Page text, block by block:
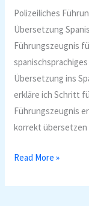
Polizeiliches
Übersetzung
Führungszeugnis
Übersetzung ins
erkläre ich Schritt
Führungszeugnis
korrekt übersetzen
Beglaubigte
Spanisch:
Read More »